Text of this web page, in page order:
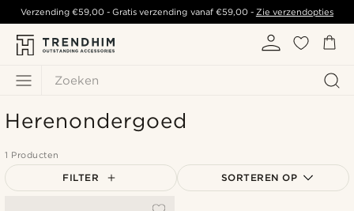
Zoeken
Verzending€59,00 - Gratis verzending vanaf €59,00- Zie verzendopties
Herenondergoed
1 Producten
FILTER SORTEREN OP